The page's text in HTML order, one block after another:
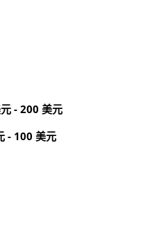
- 200 美元
- 100 美元